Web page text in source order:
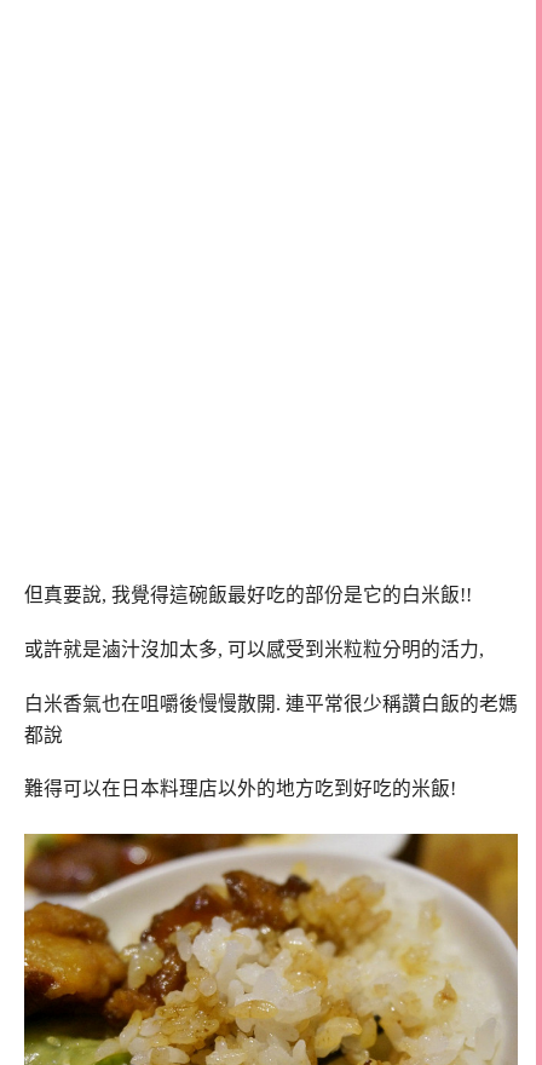
但真要說, 我覺得這碗飯最好吃的部份是它的白米飯!!
或許就是滷汁沒加太多, 可以感受到米粒粒分明的活力,
白米香氣也在咀嚼後慢慢散開. 連平常很少稱讚白飯的老媽
都說
難得可以在日本料理店以外的地方吃到好吃的米飯!